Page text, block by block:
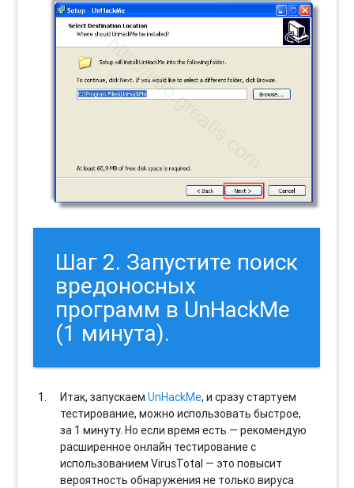
Шаг 2. Запустите поиск
вредоносных
программ в UnHackMe
(1 минута).
Итак, запускаемUnHackMe, и сразу стартуем
тестирование, можно использовать быстрое,
за 1 минуту. Но если время есть — рекомендую
расширенное онлайн тестирование с
использованием VirusTotal — это повысит
вероятность обнаружения не только вируса